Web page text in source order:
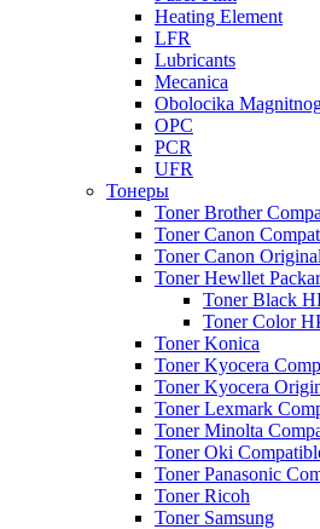
Heating Element
LFR
Lubricants
Mecanica
Obolocika
OPC
PCR
UFR
Тонеры
Toner Brother
Toner Canon
Toner Canon Original
Toner Hewllet
Toner Black
Toner Color
Toner Konica
Toner Kyocera
Toner Kyocera
Toner Lexmark
Toner Minolta
Toner Oki
Toner Panasonic
Toner Ricoh
Toner Samsung